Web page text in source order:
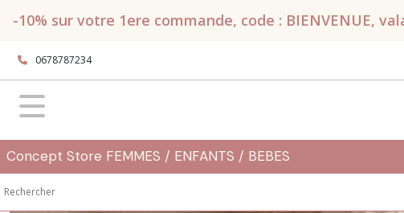
-10% sur votre 1ere commande, code : BIENVENUE,
0678787234
Concept Store FEMMES / ENFANTS / BEBES
Fermer
FILTRES
Tous
Naissance
-
Dormir